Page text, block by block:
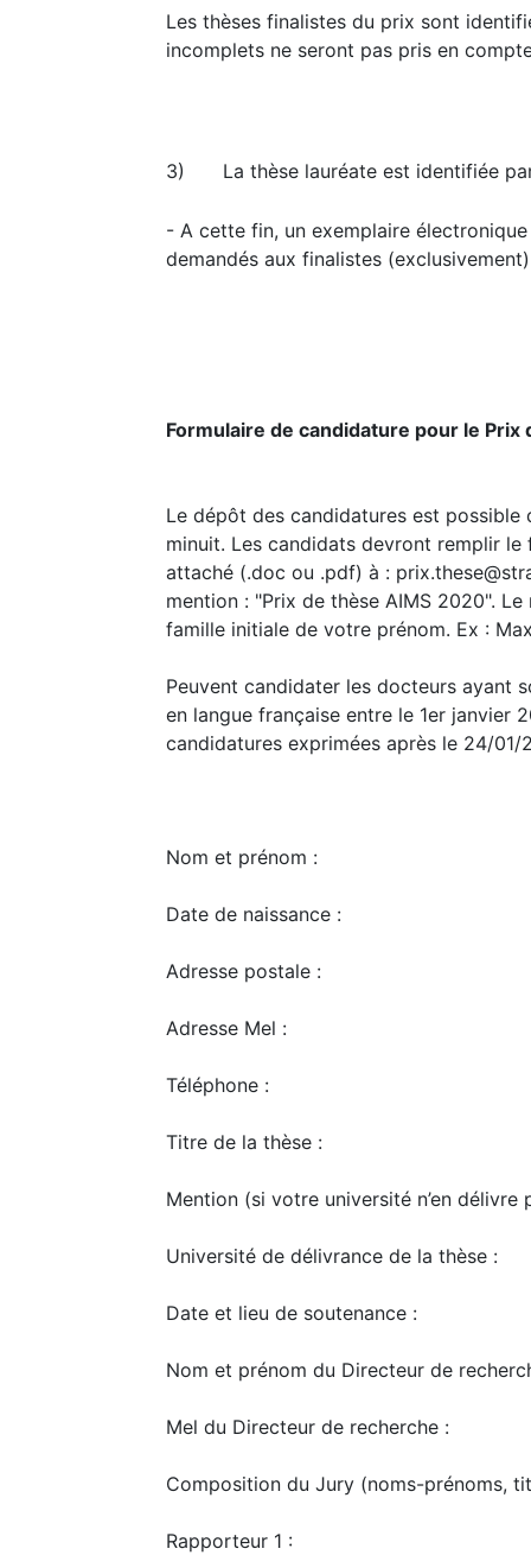
Les thèses finalistes du prix sont
incomplets ne seront pas pris en
3) La thèse lauréate est identifiée
- A cette fin, un exemplaire
demandés aux finalistes
Formulaire de candidature pour le Prix
Le dépôt des candidatures est possible
minuit. Les candidats devront remplir
attaché (.doc ou .pdf) à :
mention : "Prix de thèse AIMS 2020".
famille initiale de votre prénom. Ex :
Peuvent candidater les docteurs ayant
en langue française entre le 1er janvier
candidatures exprimées après le 24/
Nom et prénom :
Date de naissance :
Adresse postale :
Adresse Mel :
Téléphone :
Titre de la thèse :
Mention (si votre université n’en
Université de délivrance de la thèse :
Date et lieu de soutenance :
Nom et prénom du Directeur de
Mel du Directeur de recherche :
Composition du Jury (noms-prénoms,
Rapporteur 1 :